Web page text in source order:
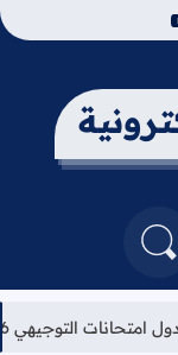
الوضع النهاري والداكن
البحث في المدونة